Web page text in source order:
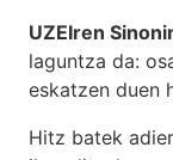
UZEIren
laguntza da:
eskatzen duen
Hitz batek